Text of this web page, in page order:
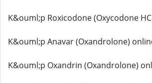
K&ouml;p Roxicodone (Oxycodone
K&ouml;p Anavar (Oxandrolone)
K&ouml;p Oxandrin (Oxandrolone)